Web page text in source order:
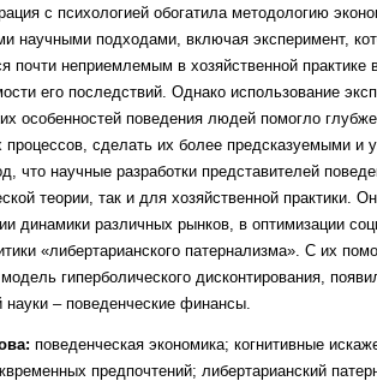
с психологией обогатила методологию
научными подходами, включая эксперимент,
почти неприемлемым в хозяйственной практике
его последствий. Однако использование
особенностей поведения людей помогло
процессов, сделать их более предсказуемыми и
что научные разработки представителей
теории, так и для хозяйственной практики.
динамики различных рынков, в оптимизации
«либертарианского патернализма». С их
гиперболического дисконтирования,
науки – поведенческие финансы.
поведенческая экономика; когнитивные
предпочтений; либертарианский